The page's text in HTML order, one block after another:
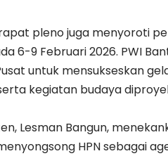
pleno juga menyoroti
6-9 Februari 2026. PWI
untuk mensukseskan
kegiatan budaya
Lesman Bangun,
HPN sebagai